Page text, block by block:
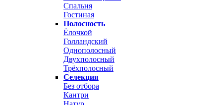
Спальня
Гостиная
Полосность
Ёлочкой
Голландский
Однополосный
Двухполосный
Трёхполосный
Селекция
Без отбора
Кантри